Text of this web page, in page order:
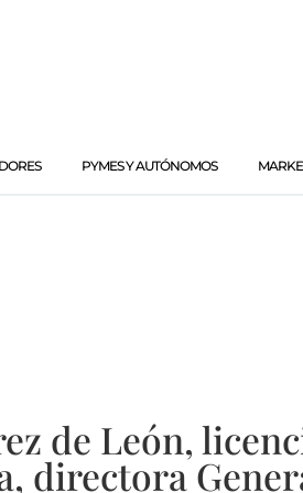
PYMES Y AUTÓNOMOS
de León,
directora